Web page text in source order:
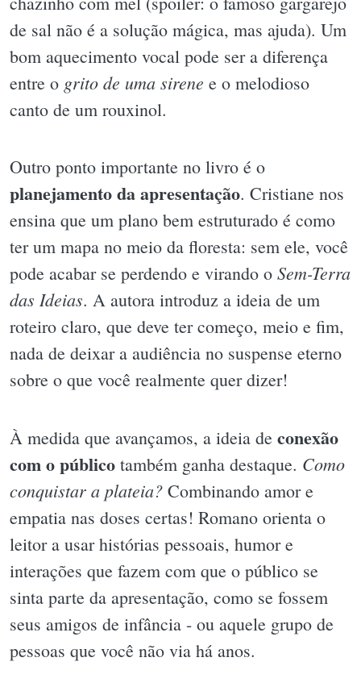
de sal não é a solução mágica, mas ajuda). Um
bom aquecimento vocal pode ser a diferença
entre o grito de uma sirene e o melodioso
canto de um rouxinol.
Outro ponto importante no livro é o
planejamento da apresentação. Cristiane nos
ensina que um plano bem estruturado é como
ter um mapa no meio da floresta: sem ele, você
pode acabar se perdendo e virando o Sem-Terra
das Ideias. A autora introduz a ideia de um
roteiro claro, que deve ter começo, meio e fim,
nada de deixar a audiência no suspense eterno
sobre o que você realmente quer dizer!
À medida que avançamos, a ideia de conexão
com o público também ganha destaque. Como
conquistar a plateia? Combinando amor e
empatia nas doses certas! Romano orienta o
leitor a usar histórias pessoais, humor e
interações que fazem com que o público se
sinta parte da apresentação, como se fossem
seus amigos de infância - ou aquele grupo de
pessoas que você não via há anos.